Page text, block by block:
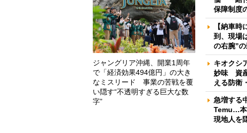
ジャングリア沖縄、開業1周年
で「経済効果494億円」の大き
なミスリード 事業の苦戦を覆
い隠す“不透明すぎる巨大な数
字”
保障制度
【納車
到、現場
の右腕”
キオクシ
妙味 資
える防衛
急増する
Temu…本
現地人を